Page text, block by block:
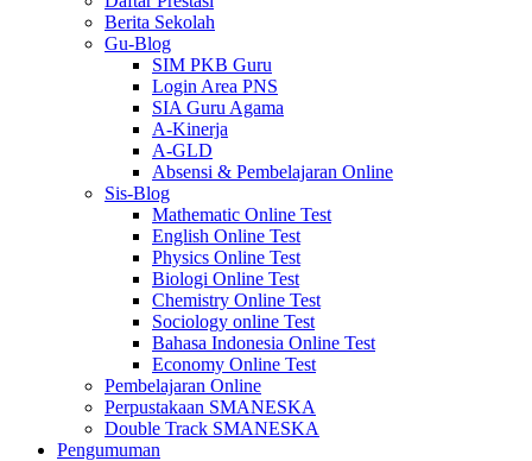
Berita Sekolah
Gu-Blog
SIM PKB Guru
Login Area PNS
SIA Guru Agama
A-Kinerja
A-GLD
Absensi & Pembelajaran Online
Sis-Blog
Mathematic Online Test
English Online Test
Physics Online Test
Biologi Online Test
Chemistry Online Test
Sociology online Test
Bahasa Indonesia Online Test
Economy Online Test
Pembelajaran Online
Perpustakaan SMANESKA
Double Track SMANESKA
Pengumuman